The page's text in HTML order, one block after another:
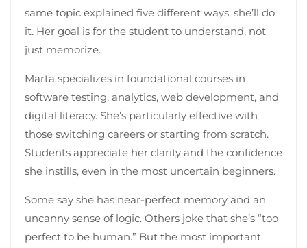
same topic explained five different ways, she’ll do
it. Her goal is for the student to understand, not
just memorize.
Marta specializes in foundational courses in
software testing, analytics, web development, and
digital literacy. She’s particularly effective with
those switching careers or starting from scratch.
Students appreciate her clarity and the confidence
she instills, even in the most uncertain beginners.
Some say she has near-perfect memory and an
uncanny sense of logic. Others joke that she’s “too
perfect to be human.” But the most important